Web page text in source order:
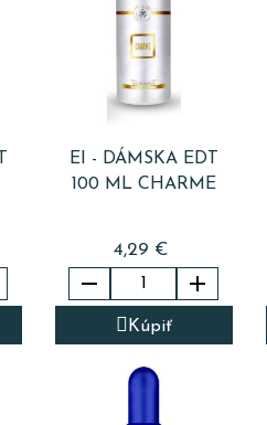
EI - DÁMSKA EDT
100 ML CHARME
4,29 €
 
Kúpiť